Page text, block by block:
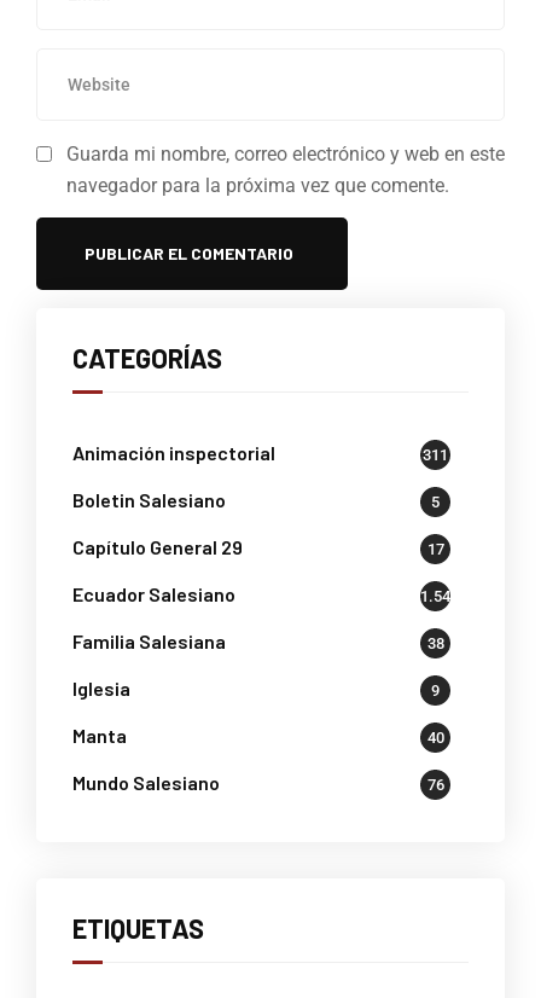
Guarda mi nombre, correo electrónico y web en este
navegador para la próxima vez que comente.
CATEGORÍAS
Animación inspectorial 311
Boletin Salesiano 5
Capítulo General 29 17
Ecuador Salesiano 1.541
Familia Salesiana 38
Iglesia 9
Manta 40
Mundo Salesiano 76
ETIQUETAS